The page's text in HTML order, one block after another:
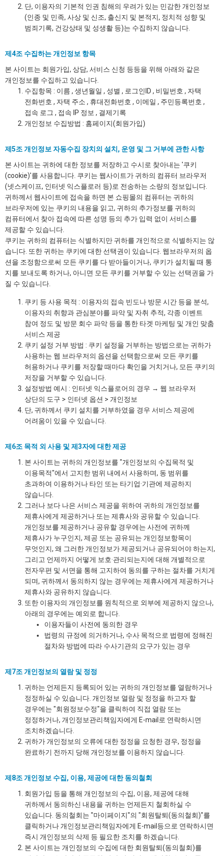
단, 이용자의 기본적 인권 침해의 우려가 있는 민감한 개인정보
(인종 및 민족, 사상 및 신조, 출신지 및 본적지, 정치적 성향 및
범죄기록, 건강상태 및 성생활 등)는 수집하지 않습니다.
제4조 수집하는 개인정보 항목
본 사이트는 회원가입, 상담, 서비스 신청 등등을 위해 아래와 같은
개인정보를 수집하고 있습니다.
수집항목 : 이름 , 생년월일 , 성별 , 로그인ID , 비밀번호 , 자택
전화번호 , 자택 주소 , 휴대전화번호 , 이메일 , 주민등록번호 ,
접속 로그 , 접속 IP 정보 , 결제기록
개인정보 수집방법 : 홈페이지(회원가입)
제5조 개인정보 자동수집 장치의 설치, 운영 및 그 거부에 관한 사항
본 사이트는 귀하에 대한 정보를 저장하고 수시로 찾아내는 '쿠키
(cookie)'를 사용합니다. 쿠키는 웹사이트가 귀하의 컴퓨터 브라우저
(넷스케이프, 인터넷 익스플로러 등)로 전송하는 소량의 정보입니다.
귀하께서 웹사이트에 접속을 하면 본 쇼핑몰의 컴퓨터는 귀하의
브라우저에 있는 쿠키의 내용을 읽고, 귀하의 추가정보를 귀하의
컴퓨터에서 찾아 접속에 따른 성명 등의 추가 입력 없이 서비스를
제공할 수 있습니다.
쿠키는 귀하의 컴퓨터는 식별하지만 귀하를 개인적으로 식별하지는 않
습니다. 또한 귀하는 쿠키에 대한 선택권이 있습니다. 웹브라우저의 옵
션을 조정함으로써 모든 쿠키를 다 받아들이거나, 쿠키가 설치될 때 통
지를 보내도록 하거나, 아니면 모든 쿠키를 거부할 수 있는 선택권을 가
질 수 있습니다.
쿠키 등 사용 목적 : 이용자의 접속 빈도나 방문 시간 등을 분석,
이용자의 취향과 관심분야를 파악 및 자취 추적, 각종 이벤트
참여 정도 및 방문 회수 파악 등을 통한 타겟 마케팅 및 개인 맞춤
서비스 제공
쿠키 설정 거부 방법 : 쿠키 설정을 거부하는 방법으로는 귀하가
사용하는 웹 브라우저의 옵션을 선택함으로써 모든 쿠키를
허용하거나 쿠키를 저장할 때마다 확인을 거치거나, 모든 쿠키의
저장을 거부할 수 있습니다.
설정방법 예시 : 인터넷 익스플로어의 경우 → 웹 브라우저
상단의 도구 > 인터넷 옵션 > 개인정보
단, 귀하께서 쿠키 설치를 거부하였을 경우 서비스 제공에
어려움이 있을 수 있습니다.
제6조 목적 외 사용 및 제3자에 대한 제공
본 사이트는 귀하의 개인정보를 "개인정보의 수집목적 및
이용목적"에서 고지한 범위 내에서 사용하며, 동 범위를
초과하여 이용하거나 타인 또는 타기업·기관에 제공하지
않습니다.
그러나 보다 나은 서비스 제공을 위하여 귀하의 개인정보를
제휴사에게 제공하거나 또는 제휴사와 공유할 수 있습니다.
개인정보를 제공하거나 공유할 경우에는 사전에 귀하께
제휴사가 누구인지, 제공 또는 공유되는 개인정보항목이
무엇인지, 왜 그러한 개인정보가 제공되거나 공유되어야 하는지,
그리고 언제까지 어떻게 보호·관리되는지에 대해 개별적으로
전자우편 및 서면을 통해 고지하여 동의를 구하는 절차를 거치게
되며, 귀하께서 동의하지 않는 경우에는 제휴사에게 제공하거나
제휴사와 공유하지 않습니다.
또한 이용자의 개인정보를 원칙적으로 외부에 제공하지 않으나,
아래의 경우에는 예외로 합니다.
이용자들이 사전에 동의한 경우
법령의 규정에 의거하거나, 수사 목적으로 법령에 정해진
절차와 방법에 따라 수사기관의 요구가 있는 경우
제7조 개인정보의 열람 및 정정
귀하는 언제든지 등록되어 있는 귀하의 개인정보를 열람하거나
정정하실 수 있습니다. 개인정보 열람 및 정정을 하고자 할
경우에는 "회원정보수정"을 클릭하여 직접 열람 또는
정정하거나, 개인정보관리책임자에게 E-mail로 연락하시면
조치하겠습니다.
귀하가 개인정보의 오류에 대한 정정을 요청한 경우, 정정을
완료하기 전까지 당해 개인정보를 이용하지 않습니다.
제8조 개인정보 수집, 이용, 제공에 대한 동의철회
회원가입 등을 통해 개인정보의 수집, 이용, 제공에 대해
귀하께서 동의하신 내용을 귀하는 언제든지 철회하실 수
있습니다. 동의철회는 "마이페이지"의 "회원탈퇴(동의철회)"를
클릭하거나 개인정보관리책임자에게 E-mail등으로 연락하시면
즉시 개인정보의 삭제 등 필요한 조치를 하겠습니다.
본 사이트는 개인정보의 수집에 대한 회원탈퇴(동의철회)를